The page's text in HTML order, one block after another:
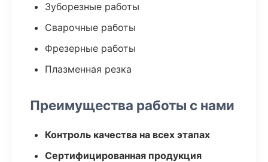
Зуборезные работы
Сварочные работы
Фрезерные работы
Плазменная резка
Преимущества работы с нами
Контроль качества на всех этапах
Сертифицированная продукция